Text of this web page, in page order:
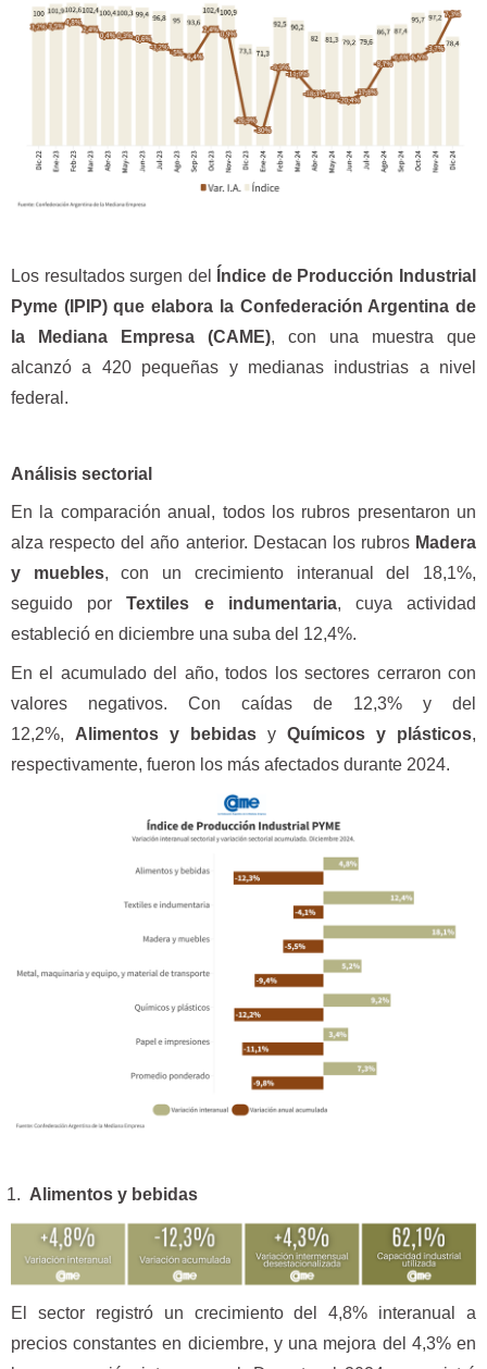
Los resultados surgen del
Índice de Producción Industrial
Pyme (IPIP) que elabora la Confederación Argentina de
la Mediana Empresa (CAME), con una muestra que
alcanzó a 420 pequeñas y medianas industrias a nivel
federal.
Análisis sectorial
En la comparación anual, todos los rubros presentaron un
alza respecto del año anterior. Destacan los rubros Madera
y muebles, con un crecimiento interanual del 18,1%,
seguido porTextiles e indumentaria, cuya actividad
estableció en diciembre una suba del 12,4%.
En el acumulado del año, todos los sectores cerraron con
valores negativos. Con caídas de 12,3% y del
12,2%, Alimentos y bebidas y Químicos y plásticos,
respectivamente, fueron los más afectados durante 2024.
Alimentos y bebidas
El sector registró un crecimiento del 4,8% interanual a
precios constantes en diciembre, y una mejora del 4,3% en